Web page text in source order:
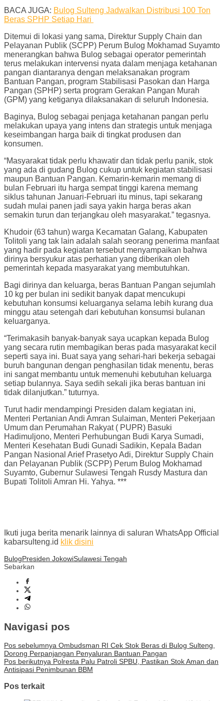
BACA JUGA: Bulog Sulteng Jadwalkan Distribusi 100 Ton
Beras SPHP Setiap Hari
Ditemui di lokasi yang sama, Direktur Supply Chain dan
Pelayanan Publik (SCPP) Perum Bulog Mokhamad Suyamto
menerangkan bahwa Bulog sebagai operator pemerintah
terus melakukan intervensi nyata dalam menjaga ketahanan
pangan diantaranya dengan melaksanakan program
Bantuan Pangan, program Stabilisasi Pasokan dan Harga
Pangan (SPHP) serta program Gerakan Pangan Murah
(GPM) yang ketiganya dilaksanakan di seluruh Indonesia.
Baginya, Bulog sebagai penjaga ketahanan pangan perlu
melakukan upaya yang intens dan strategis untuk menjaga
keseimbangan harga baik di tingkat produsen dan
konsumen.
“Masyarakat tidak perlu khawatir dan tidak perlu panik, stok
yang ada di gudang Bulog cukup untuk kegiatan stabilisasi
maupun Bantuan Pangan. Kemarin-kemarin memang di
bulan Februari itu harga sempat tinggi karena memang
siklus tahunan Januari-Februari itu minus, tapi sekarang
sudah mulai panen jadi saya yakin harga beras akan
semakin turun dan terjangkau oleh masyarakat.” tegasnya.
Khudoir (63 tahun) warga Kecamatan Galang, Kabupaten
Tolitoli yang tak lain adalah salah seorang penerima manfaat
yang hadir pada kegiatan tersebut menyampaikan bahwa
dirinya bersyukur atas perhatian yang diberikan oleh
pemerintah kepada masyarakat yang membutuhkan.
Bagi dirinya dan keluarga, beras Bantuan Pangan sejumlah
10 kg per bulan ini sedikit banyak dapat mencukupi
kebutuhan konsumsi keluarganya selama lebih kurang dua
minggu atau setengah dari kebutuhan konsumsi bulanan
keluarganya.
“Terimakasih banyak-banyak saya ucapkan kepada Bulog
yang secara rutin membagikan beras pada masyarakat kecil
seperti saya ini. Buat saya yang sehari-hari bekerja sebagai
buruh bangunan dengan penghasilan tidak menentu, beras
ini sangat membantu untuk memenuhi kebutuhan keluarga
setiap bulannya. Saya sedih sekali jika beras bantuan ini
tidak dilanjutkan.” tuturnya.
Turut hadir mendampingi Presiden dalam kegiatan ini,
Menteri Pertanian Andi Amran Sulaiman, Menteri Pekerjaan
Umum dan Perumahan Rakyat ( PUPR) Basuki
Hadimuljono, Menteri Perhubungan Budi Karya Sumadi,
Menteri Kesehatan Budi Gunadi Sadikin, Kepala Badan
Pangan Nasional Arief Prasetyo Adi, Direktur Supply Chain
dan Pelayanan Publik (SCPP) Perum Bulog Mokhamad
Suyamto, Gubernur Sulawesi Tengah Rusdy Mastura dan
Bupati Tolitoli Amran Hi. Yahya. ***
Ikuti juga berita menarik lainnya di saluran WhatsApp Official
kabarsulteng.id klik disini
BulogPresiden JokowiSulawesi Tengah
Sebarkan
Navigasi pos
Pos sebelumnya Ombudsman RI Cek Stok Beras di Bulog Sulteng,
Dorong Perpanjangan Penyaluran Bantuan Pangan
Pos berikutnya Polresta Palu Patroli SPBU, Pastikan Stok Aman dan
Antisipasi Penimbunan BBM
Pos terkait